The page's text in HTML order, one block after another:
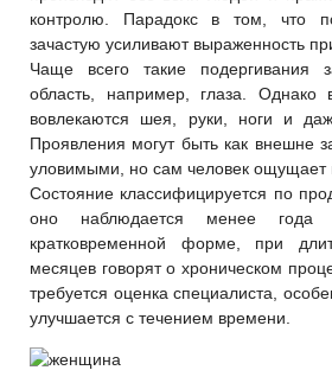
контролю. Парадокс в том, что
зачастую усиливают выраженность
Чаще всего такие подергивания
область, например, глаза. Однако
вовлекаются шея, руки, ноги и
Проявления могут быть как внешне
уловимыми, но сам человек ощущает
Состояние классифицируется по
оно наблюдается менее
кратковременной форме, при
месяцев говорят о хроническом
требуется оценка специалиста,
улучшается с течением времени.